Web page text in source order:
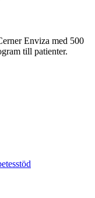
Enviza med 500
till patienter.